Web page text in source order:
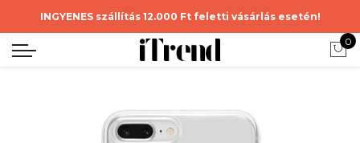
INGYENES szállítás 12.000 Ft feletti vásárlás esetén!
0